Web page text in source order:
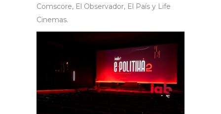
Comscore, El Observador, El País y Life
Cinemas.